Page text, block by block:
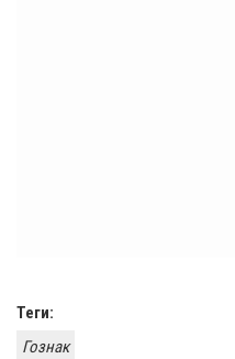
Теги:
Гознак